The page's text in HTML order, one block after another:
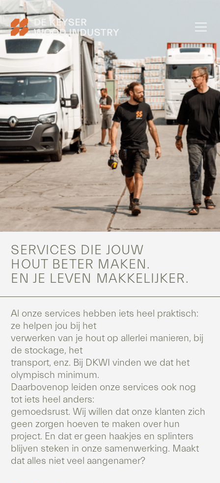
SERVICES DIE JOUW
HOUT BETER MAKEN.
EN JE LEVEN MAKKELIJKER.
Al onze services hebben iets heel praktisch:
ze helpen jou bij het
verwerken van je hout op allerlei manieren, bij
de stockage, het
transport, enz. Bij DKWI vinden we dat het
olympisch minimum.
Daarbovenop leiden onze services ook nog
tot iets heel anders:
gemoedsrust. Wij willen dat onze klanten zich
geen zorgen hoeven te maken over hun
project. En dat er geen haakjes en splinters
blijven steken in onze samenwerking. Maakt
dat alles niet veel aangenamer?